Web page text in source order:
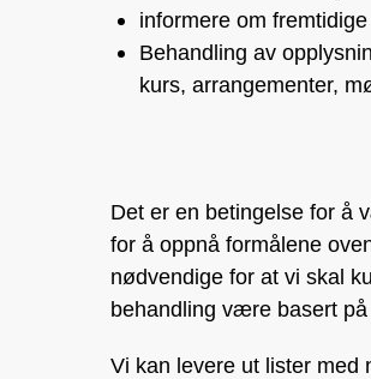
informere om
Behandling av
kurs, arrangementer,
Det er en betingelse for å
for å oppnå formålene
nødvendige for at vi skal
behandling være basert
Vi kan levere ut lister med